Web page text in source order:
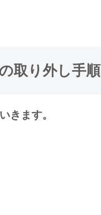
取り外し手順
きます。